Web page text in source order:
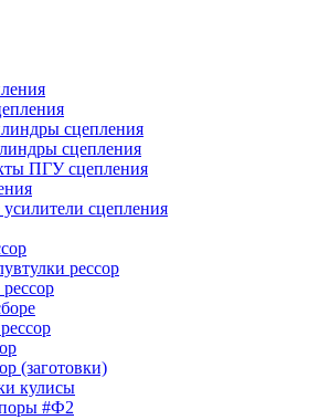
сцепления
сцепления
ПГУ сцепления
сцепления
рессор
(заготовки)
кулисы
#Ф2